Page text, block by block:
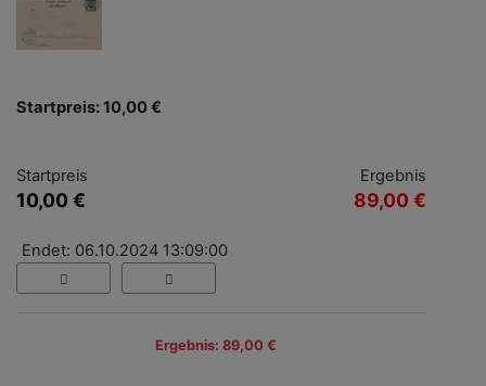
Startpreis: 10,00 €
Startpreis
10,00 €
Ergebnis
89,00 €
Endet: 06.10.2024 13:09:00
Ergebnis: 89,00 €